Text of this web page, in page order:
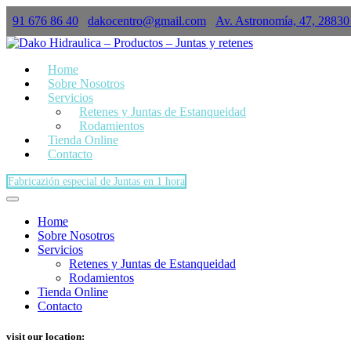
91 676 86 40 dakocentro@gmail.com Av. Astronomía, 47,
Home
Sobre Nosotros
Servicios
Retenes y Juntas de Estanqueidad
Rodamientos
Tienda Online
Contacto
Fabricazión especial de Juntas en 1 hora
Home
Sobre Nosotros
Servicios
Retenes y Juntas de Estanqueidad
Rodamientos
Tienda Online
Contacto
visit our location: